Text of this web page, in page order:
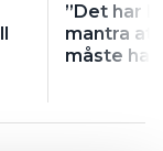
”Det har
mantra
måste ha